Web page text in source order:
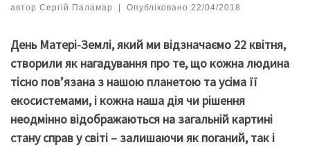
автор Сергій Паламар | Опубліковано 22/04/2018
День Матері-Землі, який ми відзначаємо 22 квітня,
створили як нагадування про те, що кожна людина
тісно пов’язана з нашою планетою та усіма її
екосистемами, і кожна наша дія чи рішення
неодмінно відображаються на загальній картині
стану справ у світі – залишаючи як поганий, так і